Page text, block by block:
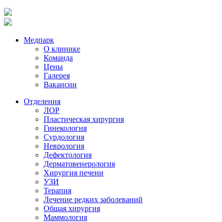
Медпарк
О клинике
Команда
Цены
Галерея
Вакансии
Отделения
ЛОР
Пластическая хирургия
Гинекология
Сурдология
Неврология
Дефектология
Дерматовенерология
Хирургия печени
УЗИ
Терапия
Лечение редких заболеваний
Общая хирургия
Маммология